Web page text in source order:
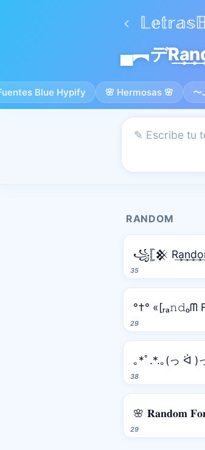
▄︻デ
Blue Hypify 🌸 Hermosas 🌸
RANDOM
35
꧁𓊈𒆜
29
°†° «[ᵣₐ𝚗𝚍ₒᗰ
38
｡*ﾟ.*.｡(
29
🌸 𝐑𝐚𝐧𝐝𝐨𝐦